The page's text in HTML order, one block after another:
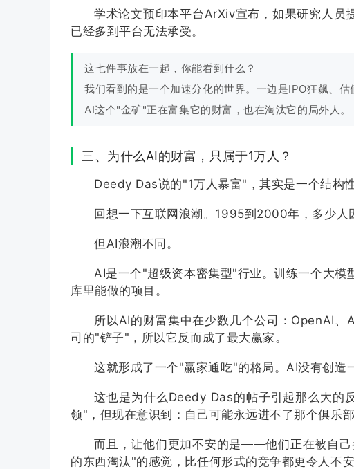
学术论文预印本平台ArXiv宣布，如果研究人员
已经多到平台无法承受。
这七件事放在一起，你能看到什么？
我们看到的是一个加速分化的世界。一边是IPO狂飙、
AI这个"金矿"正在富集它的财富，也在淘汰它的局外人。
三、为什么AI的财富，只属于1万人？
Deedy Das说的"1万人暴富"，其实是一个结构性
回想一下互联网浪潮。1995到2000年，多少
但AI浪潮不同。
AI是一个"超级资本密集型"行业。训练一个大模
库里能做的项目。
所以AI的财富集中在少数几个公司：OpenAI
司的"铲子"，所以它反而成了最大赢家。
这就形成了一个"赢家通吃"的格局。AI没有创造
这也是为什么Deedy Das的帖子引起那么大的
领"，但现在意识到：自己可能永远进不了那个俱乐部
而且，让他们更加不安的是——他们正在被自己
的东西淘汰"的感觉，比任何形式的竞争都更令人不安